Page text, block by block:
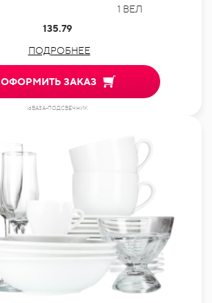
1 ВЕЛ
135.79
ПОДРОБНЕЕ
ОФОРМИТЬ ЗАКАЗ
idВАЗА-ПОДСВЕЧНИК